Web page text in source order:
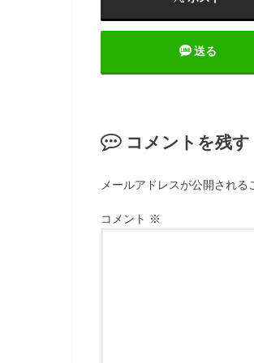
送る
コメントを残す
メールアドレスが公開される
コメント ※